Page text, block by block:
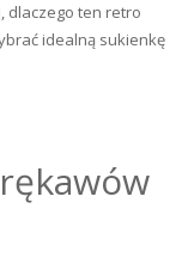
dlaczego ten retro
idealną sukienkę